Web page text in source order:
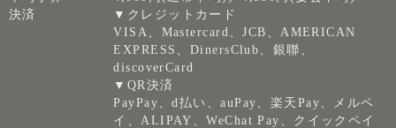
決済
▼クレジットカード
VISA、Mastercard、JCB、AMERICAN
EXPRESS、DinersClub、銀聯、
discoverCard
▼QR決済
PayPay、d払い、auPay、楽天Pay、メルペ
イ、ALIPAY、WeChat Pay、クイックペイ